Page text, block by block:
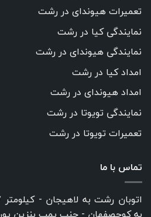
تعمیرات هیوندای در رشت
نمایندگی کیا در رشت
نمایندگی هیوندای در رشت
امداد کیا در رشت
امداد هیوندای در رشت
نمایندگی تویوتا در رشت
تعمیرات تویوتا در رشت
تماس با ما